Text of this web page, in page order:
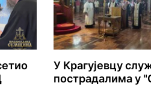
У Крагујевцу
пострадалима у